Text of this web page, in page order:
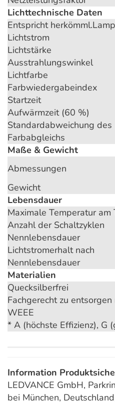
Lichttechnische Daten
Entspricht
Lichtstrom
Lichtstärke
Ausstrahlungswinkel
Lichtfarbe
Farbwiedergabeindex
Startzeit
Aufwärmzeit (60 %)
Standardabweichung des
Farbabgleichs
Maße & Gewicht
Abmessungen
Gewicht
Lebensdauer
Maximale Temperatur am
Anzahl der Schaltzyklen
Nennlebensdauer
Lichtstromerhalt nach
Nennlebensdauer
Materialien
Quecksilberfrei
Fachgerecht zu entsorgen
WEEE
* A (höchste Effizienz), G
Information
LEDVANCE GmbH,
bei München,